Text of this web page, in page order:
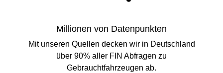
Millionen von Datenpunkten
Mit unseren Quellen decken wir in Deutschland
über 90% aller FIN Abfragen zu
Gebrauchtfahrzeugen ab.